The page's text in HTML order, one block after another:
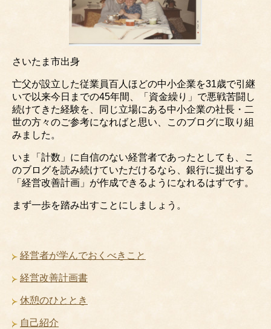
さいたま市出身
亡父が設立した従業員百人ほどの中小企業を31歳で引継
いで以来今日までの45年間、「資金繰り」で悪戦苦闘し
続けてきた経験を、同じ立場にある中小企業の社長・二
世の方々のご参考になればと思い、このブログに取り組
みました。
いま「計数」に自信のない経営者であったとしても、こ
のブログを読み続けていただけるなら、銀行に提出する
「経営改善計画」が作成できるようになれるはずです。
まず一歩を踏み出すことにしましょう。
経営者が学んでおくべきこと
経営改善計画書
休憩のひととき
自己紹介